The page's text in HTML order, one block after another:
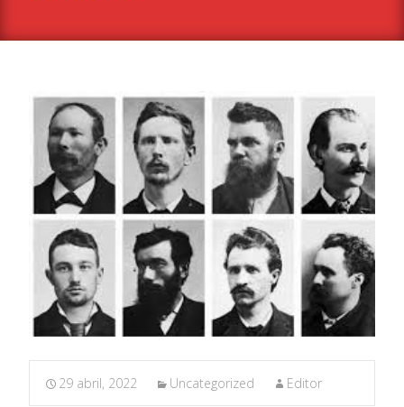
29 abril, 2022 Uncategorized Editor